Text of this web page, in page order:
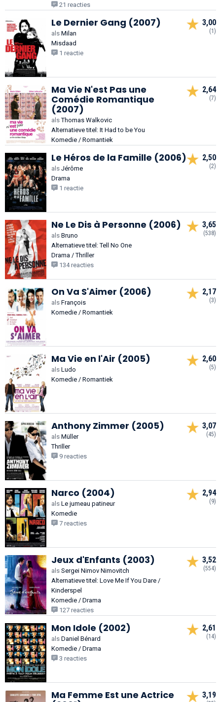
21 reacties
Le Dernier Gang (2007)
als Milan
Misdaad
1 reactie
3,00
(1)
Ma Vie N'est Pas une
Comédie Romantique
(2007)
alsThomas Walkovic
Alternatieve titel: It Had to be You
Komedie / Romantiek
2,64
(7)
Le Héros de la Famille (2006)
als Jérôme
Drama
1 reactie
2,50
(2)
Ne Le Dis à Personne (2006)
als Bruno
Alternatieve titel: Tell No One
Drama / Thriller
134 reacties
3,65
(538)
On Va S'Aimer (2006)
als François
Komedie / Romantiek
2,17
(3)
Ma Vie en l'Air (2005)
als Ludo
Komedie / Romantiek
2,60
(5)
Anthony Zimmer (2005)
als Müller
Thriller
9 reacties
3,07
(45)
Narco (2004)
als Le jumeau patineur
Komedie
7 reacties
2,94
(9)
Jeux d'Enfants (2003)
als Sergei Nimov Nimovitch
Alternatieve titel: Love Me If You Dare /
Kinderspel
Komedie / Drama
127 reacties
3,52
(554)
Mon Idole (2002)
als Daniel Bénard
Komedie / Drama
3 reacties
2,61
(14)
Ma Femme Est une Actrice
3,19